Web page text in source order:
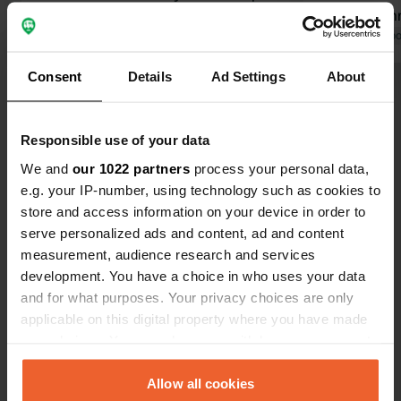
Consent Details Ad Settings About
Responsible use of your data
We and our 1022 partners process your personal data,
e.g. your IP-number, using technology such as cookies to
store and access information on your device in order to
serve personalized ads and content, ad and content
measurement, audience research and services
development. You have a choice in who uses your data
and for what purposes. Your privacy choices are only
applicable on this digital property where you have made
any time from the Cookie Declaration or by clicking on
the Privacy trigger icon.Allow all cookies
coûtent 1 euro pour 4 minutes. On
peut les interrompre et les remettre
est merveilleusement calme. Il y a un
restaurant sur place, mais nous n'y
avons pas mangé.
routes,
J'ai adoré !
Traduit par
Es-tu déjà venu ici ?
Contact
Allmisried 5
88316, Isny im Allgäu, Allemagne
Copie